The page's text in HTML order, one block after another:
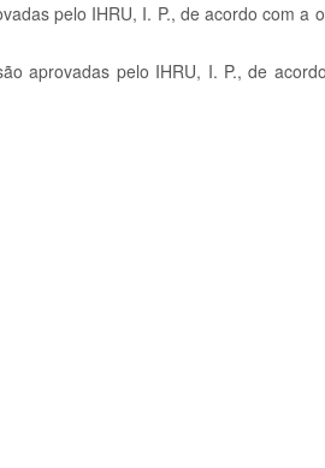
pelo IHRU, I. P., de acordo com a
aprovadas pelo IHRU, I. P., de